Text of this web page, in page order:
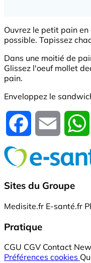
Ouvrez le petit pain
possible. Tapissez
Dans une moitié de
Glissez l'oeuf mollet
pain.
Enveloppez le
Facebook Email
Sites du Groupe
Medisite.fr E-santé.fr
Pratique
CGU CGV Contact
Préférences cookies